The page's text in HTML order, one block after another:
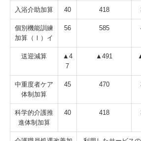
入浴介助加算 40 418
個別機能訓練
加算（Ⅰ）イ
56 585
送迎減算
▲4
7
▲491
中重度者ケア
体制加算
45 470
科学的介護推
進体制加算
40 418